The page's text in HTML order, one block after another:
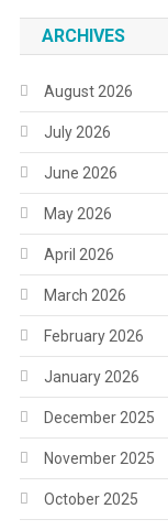
ARCHIVES
August 2026
July 2026
June 2026
May 2026
April 2026
March 2026
February 2026
January 2026
December 2025
November 2025
October 2025